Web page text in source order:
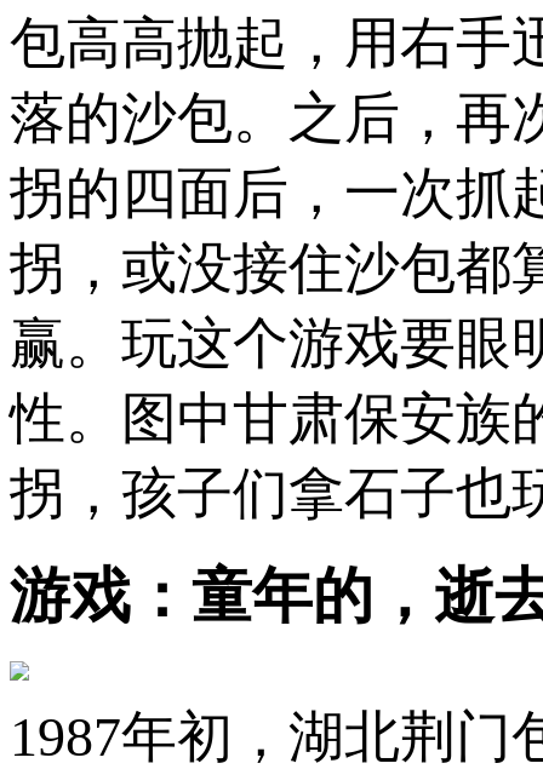
包高高抛起，用右手
落的沙包。之后，再
拐的四面后，一次抓
拐，或没接住沙包都
赢。玩这个游戏要眼
性。图中甘肃保安族
拐，孩子们拿石子也
游戏：童年的，逝
1987年初，湖北荆